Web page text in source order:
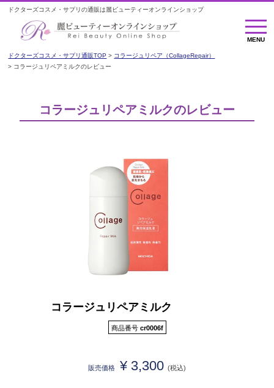
ドクターズコスメ・サプリの通販は麗ビューティーオンラインショップ
M
E
N
MENU
ドクターズコスメ・サプリ通販TOP
コラージュリペア（CollageRepair）
コラージュリペアミルクのレビュー
コラージュリペアミルクのレビュー
コラージュリペアミルク
商品番号 cr0006f
販売価格 ¥ 3,300 税込